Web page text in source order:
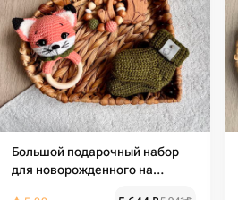
Большой подарочный набор
для новорожденного на